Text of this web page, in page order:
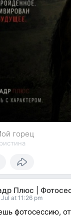
горец
Плюс |
Jul at 11:26 pm
фотосессию,